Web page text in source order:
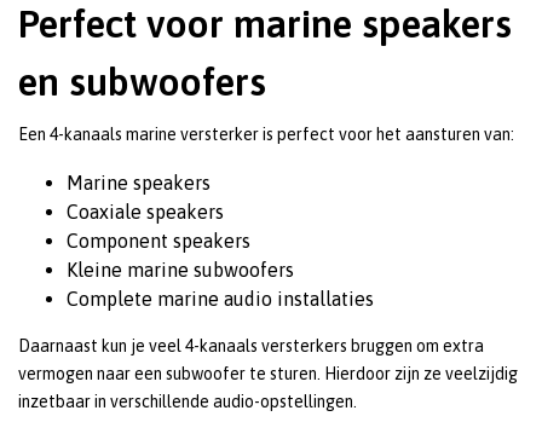
Perfect voor marine speakers
en subwoofers
Een 4-kanaals marine versterker is perfect voor het aansturen van:
Marine speakers
Coaxiale speakers
Component speakers
Kleine marine subwoofers
Complete marine audio installaties
Daarnaast kun je veel 4-kanaals versterkers bruggen om extra
vermogen naar een subwoofer te sturen. Hierdoor zijn ze veelzijdig
inzetbaar in verschillende audio-opstellingen.